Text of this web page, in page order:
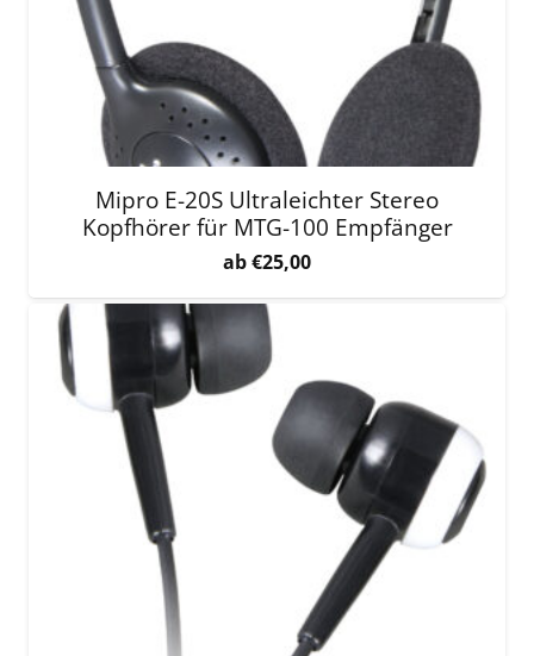
Mipro E-20S Ultraleichter Stereo
Kopfhörer für MTG-100 Empfänger
€25,00